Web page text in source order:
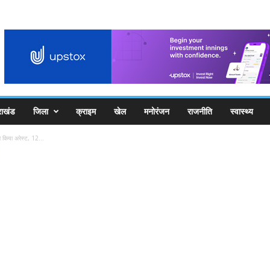
जिला क्राइम खेल मनोरंजन राजनीति स्वास्थ्य
किया अरेस्ट, 12...